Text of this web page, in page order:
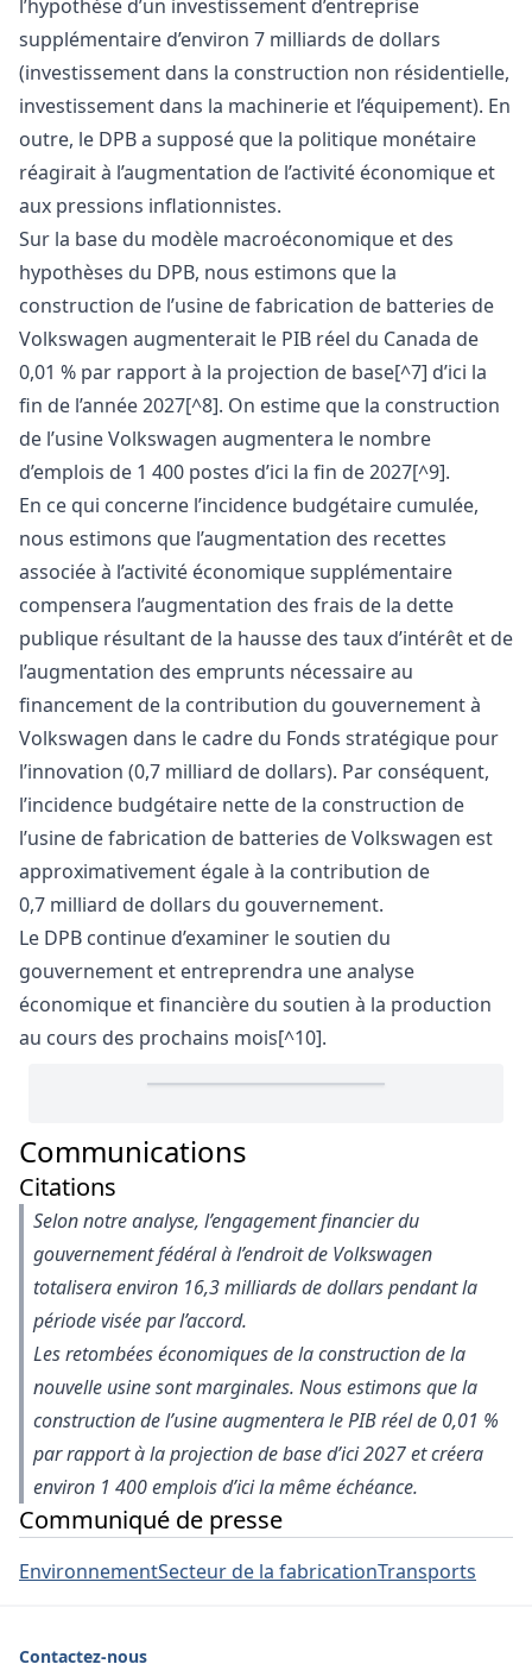
l’hypothèse d’un investissement d’entreprise
supplémentaire d’environ 7 milliards de dollars
(investissement dans la construction non résidentielle,
investissement dans la machinerie et l’équipement). En
outre, le DPB a supposé que la politique monétaire
réagirait à l’augmentation de l’activité économique et
aux pressions inflationnistes.
Sur la base du modèle macroéconomique et des
hypothèses du DPB, nous estimons que la
construction de l’usine de fabrication de batteries de
Volkswagen augmenterait le PIB réel du Canada de
0,01 % par rapport à la projection de base[^7] d’ici la
fin de l’année 2027[^8]. On estime que la construction
de l’usine Volkswagen augmentera le nombre
d’emplois de 1 400 postes d’ici la fin de 2027[^9].
En ce qui concerne l’incidence budgétaire cumulée,
nous estimons que l’augmentation des recettes
associée à l’activité économique supplémentaire
compensera l’augmentation des frais de la dette
publique résultant de la hausse des taux d’intérêt et de
l’augmentation des emprunts nécessaire au
financement de la contribution du gouvernement à
Volkswagen dans le cadre du Fonds stratégique pour
l’innovation (0,7 milliard de dollars). Par conséquent,
l’incidence budgétaire nette de la construction de
l’usine de fabrication de batteries de Volkswagen est
approximativement égale à la contribution de
0,7 milliard de dollars du gouvernement.
Le DPB continue d’examiner le soutien du
gouvernement et entreprendra une analyse
économique et financière du soutien à la production
au cours des prochains mois[^10].
Communications
Citations
Selon notre analyse, l’engagement financier du
gouvernement fédéral à l’endroit de Volkswagen
totalisera environ 16,3 milliards de dollars pendant la
période visée par l’accord.
Les retombées économiques de la construction de la
nouvelle usine sont marginales. Nous estimons que la
construction de l’usine augmentera le PIB réel de 0,01 %
par rapport à la projection de base d’ici 2027 et créera
environ 1 400 emplois d’ici la même échéance.
Communiqué de presse
EnvironnementSecteur de la fabricationTransports
Contactez-nous